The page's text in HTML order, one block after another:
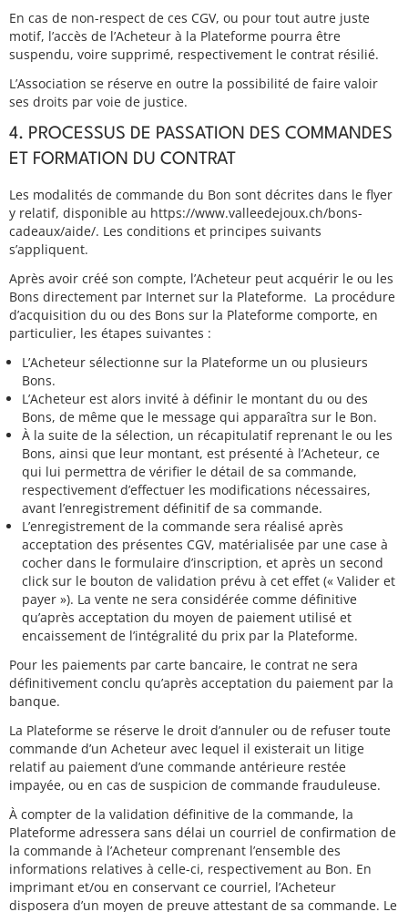
En cas de non-respect de ces CGV, ou pour tout autre juste
motif, l’accès de l’Acheteur à la Plateforme pourra être
suspendu, voire supprimé, respectivement le contrat résilié.
L’Association se réserve en outre la possibilité de faire valoir
ses droits par voie de justice.
4. PROCESSUS DE PASSATION DES COMMANDES
ET FORMATION DU CONTRAT
Les modalités de commande du Bon sont décrites dans le flyer
y relatif, disponible au https://www.valleedejoux.ch/bons-
cadeaux/aide/. Les conditions et principes suivants
s’appliquent.
Après avoir créé son compte, l’Acheteur peut acquérir le ou les
Bons directement par Internet sur la Plateforme. La procédure
d’acquisition du ou des Bons sur la Plateforme comporte, en
particulier, les étapes suivantes :
L’Acheteur sélectionne sur la Plateforme un ou plusieurs
Bons.
L’Acheteur est alors invité à définir le montant du ou des
Bons, de même que le message qui apparaîtra sur le Bon.
À la suite de la sélection, un récapitulatif reprenant le ou les
Bons, ainsi que leur montant, est présenté à l’Acheteur, ce
qui lui permettra de vérifier le détail de sa commande,
respectivement d’effectuer les modifications nécessaires,
avant l’enregistrement définitif de sa commande.
L’enregistrement de la commande sera réalisé après
acceptation des présentes CGV, matérialisée par une case à
cocher dans le formulaire d’inscription, et après un second
click sur le bouton de validation prévu à cet effet (« Valider et
payer »). La vente ne sera considérée comme définitive
qu’après acceptation du moyen de paiement utilisé et
encaissement de l’intégralité du prix par la Plateforme.
Pour les paiements par carte bancaire, le contrat ne sera
définitivement conclu qu’après acceptation du paiement par la
banque.
La Plateforme se réserve le droit d’annuler ou de refuser toute
commande d’un Acheteur avec lequel il existerait un litige
relatif au paiement d’une commande antérieure restée
impayée, ou en cas de suspicion de commande frauduleuse.
À compter de la validation définitive de la commande, la
Plateforme adressera sans délai un courriel de confirmation de
la commande à l’Acheteur comprenant l’ensemble des
informations relatives à celle-ci, respectivement au Bon. En
imprimant et/ou en conservant ce courriel, l’Acheteur
disposera d’un moyen de preuve attestant de sa commande. Le